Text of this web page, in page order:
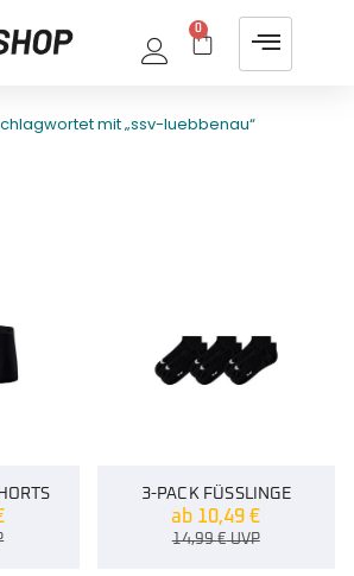
0
mit „ssv-luebbenau“
3-PACK FÜSSLINGE
ab 10,49€
14,99€UVP